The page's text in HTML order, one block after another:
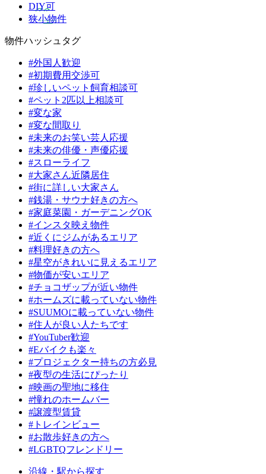
DIY可
狭小物件
物件ハッシュタグ
#外国人歓迎
#初期費用交渉可
#珍しいペット飼育相談可
#ペット2匹以上相談可
#変な家
#変な間取り
#未来のお笑い芸人応援
#未来の俳優・声優応援
#スローライフ
#大家さん近隣居住
#街に詳しい大家さん
#銭湯・サウナ好きの方へ
#家庭菜園・ガーデニングOK
#インスタ映え物件
#近くにジムがあるエリア
#料理好きの方へ
#星空がきれいに見えるエリア
#物価が安いエリア
#チョコザップが近い物件
#ホームズに載っていない物件
#SUUMOに載っていない物件
#住人が良い人たちです
#YouTuber歓迎
#Eバイクも楽々
#プロジェクター持ちの方必見
#夜型の生活にぴったり
#映画の聖地に移住
#憧れのホームバー
#譲渡型賃貸
#トレインビュー
#お散歩好きの方へ
#LGBTQフレンドリー
沿線・駅から探す